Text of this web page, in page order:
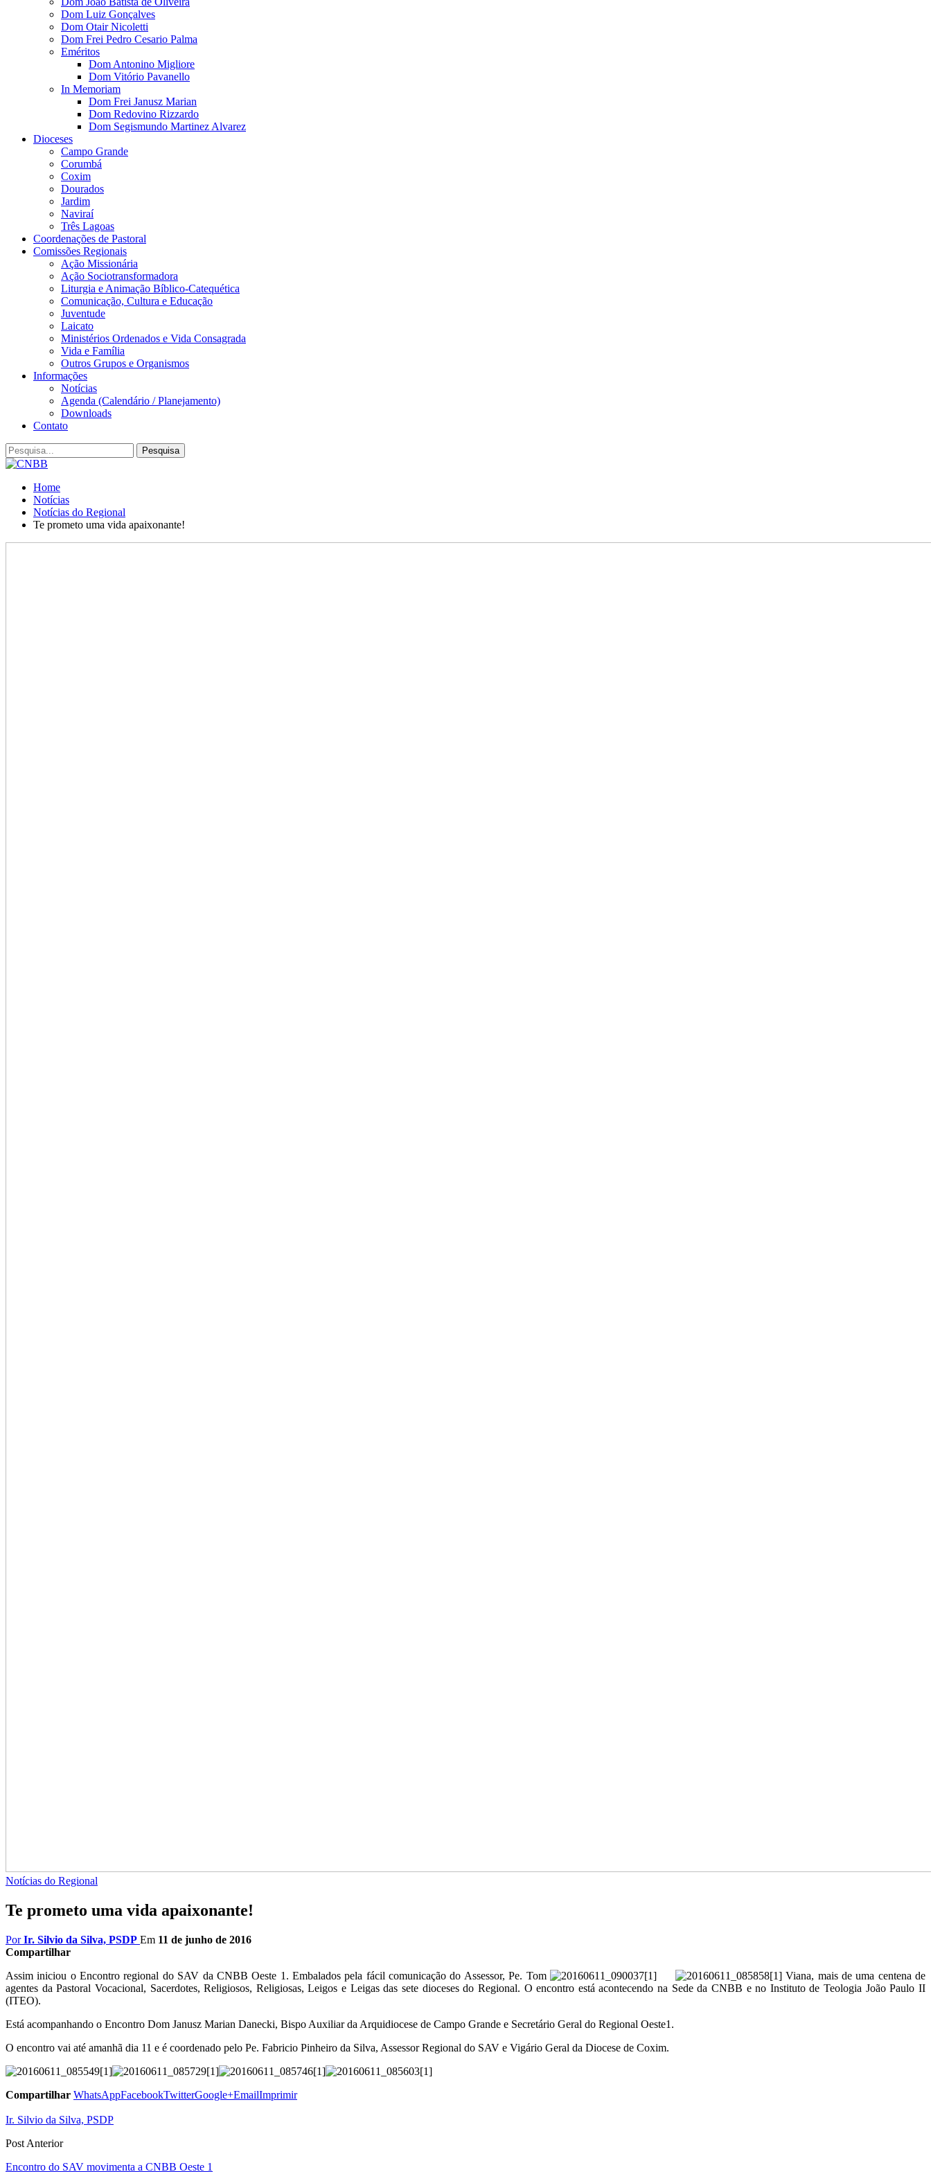
Dom Luiz Gonçalves
Dom Otair Nicoletti
Dom Frei Pedro Cesario Palma
Eméritos
Dom Antonino Migliore
Dom Vitório Pavanello
In Memoriam
Dom Frei Janusz Marian
Dom Redovino Rizzardo
Dom Segismundo Martinez Alvarez
Dioceses
Campo Grande
Corumbá
Coxim
Dourados
Jardim
Naviraí
Três Lagoas
Coordenações de Pastoral
Comissões Regionais
Ação Missionária
Ação Sociotransformadora
Liturgia e Animação Bíblico-Catequética
Comunicação, Cultura e Educação
Juventude
Laicato
Ministérios Ordenados e Vida Consagrada
Vida e Família
Outros Grupos e Organismos
Informações
Notícias
Agenda (Calendário / Planejamento)
Downloads
Contato
Home
Notícias
Notícias do Regional
Te prometo uma vida apaixonante!
Notícias do Regional
Te prometo uma vida apaixonante!
PorIr. Silvio da Silva, PSDP Em 11 de junho de 2016
Compartilhar
Assim iniciou o Encontro regional do SAV da CNBB Oeste 1. Embalados pela fácil comunicação do Assessor, Pe. Tom
Viana, mais de uma centena de
agentes da Pastoral Vocacional, Sacerdotes, Religiosos, Religiosas, Leigos e Leigas das sete dioceses do Regional. O encontro está acontecendo na Sede da CNBB e no Instituto de Teologia João Paulo II
(ITEO).
Está acompanhando o Encontro Dom Janusz Marian Danecki, Bispo Auxiliar da Arquidiocese de Campo Grande e Secretário Geral do Regional Oeste1.
O encontro vai até amanhã dia 11 e é coordenado pelo Pe. Fabricio Pinheiro da Silva, Assessor Regional do SAV e Vigário Geral da Diocese de Coxim.
Compartilhar WhatsAppFacebookTwitterGoogle+EmailImprimir
Ir. Silvio da Silva, PSDP
Post Anterior
Encontro do SAV movimenta a CNBB Oeste 1